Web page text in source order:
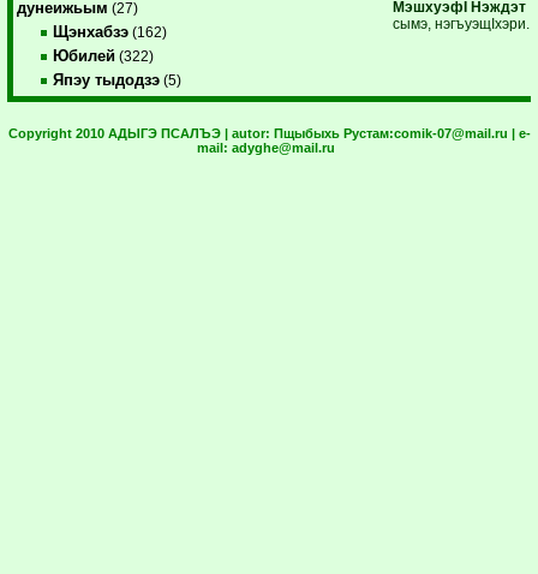
дунеижьым (27)
Щэнхабзэ (162)
Юбилей (322)
Япэу тыдодзэ (5)
МэшхуэфI Нэждэт
сымэ, нэгъуэщIхэри.
Copyright 2010 АДЫГЭ ПСАЛЪЭ | autor: Пщыбыхь Рустам:comik-07@mail.ru | e-
mail: adyghe@mail.ru